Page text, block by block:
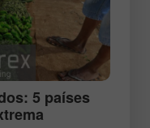
5 países